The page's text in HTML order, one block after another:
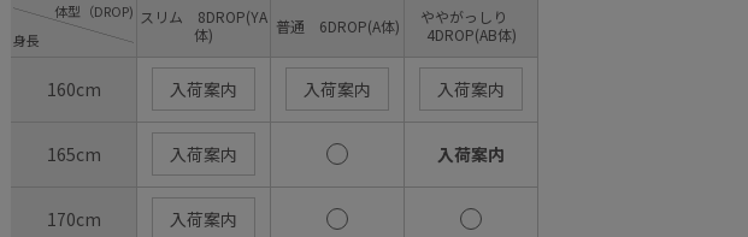
身長
体型（DROP) スリム 8DROP(YA
体)
普通 6DROP(A体)
ややがっしり
4DROP(AB体)
160cm 入荷案内 入荷案内 入荷案内
165cm 入荷案内 入荷案内
170cm 入荷案内